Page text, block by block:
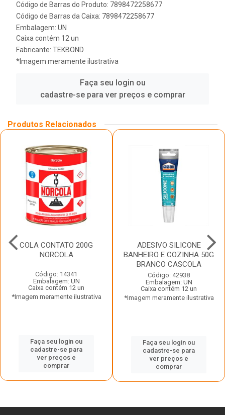
Código de Barras do Produto: 7898472258677
Código de Barras da Caixa: 7898472258677
Embalagem: UN
Caixa contém 12 un
Fabricante: TEKBOND
*Imagem meramente ilustrativa
Faça seu login ou
cadastre-se para ver preços e comprar
Produtos Relacionados
COLA CONTATO 200G
NORCOLA
Código: 14341
Embalagem: UN
Caixa contém 12 un
*Imagem meramente ilustrativa
Faça seu login ou
cadastre-se para
ver preços e
comprar
ADESIVO SILICONE
BANHEIRO E COZINHA 50G
BRANCO CASCOLA
Código: 42938
Embalagem: UN
Caixa contém 12 un
*Imagem meramente ilustrativa
Faça seu login ou
cadastre-se para
ver preços e
comprar